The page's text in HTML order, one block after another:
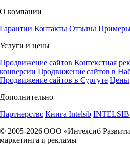
О компании
Гарантии Контакты Отзывы Примеры
Услуги и цены
Продвижение сайтов Контекстная
конверсии Продвижение сайтов в
Продвижение сайтов в Сургуте Цены
Дополнительно
Партнерство Книга Intelsib
© 2005-2026 ООО «Интелсиб
маркетинга и рекламы